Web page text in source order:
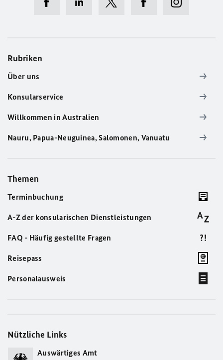
Rubriken
Über uns
Konsularservice
Willkommen in Australien
Nauru, Papua-Neuguinea, Salomonen, Vanuatu
Themen
Terminbuchung
A-Z der konsularischen Dienstleistungen
FAQ - Häufig gestellte Fragen
Reisepass
Personalausweis
Nützliche Links
Auswärtiges Amt